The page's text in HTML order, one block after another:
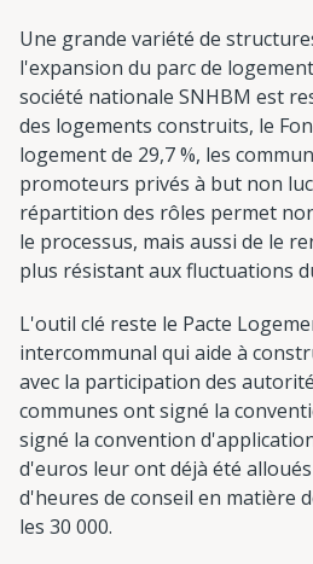
Une grande variété de
l'expansion du parc de
société nationale SNHBM est
des logements construits, le
logement de 29,7 %, les
promoteurs privés à but non
répartition des rôles permet
le processus, mais aussi de le
plus résistant aux fluctuations
L'outil clé reste le Pacte
intercommunal qui aide à
avec la participation des
communes ont signé la
signé la convention
d'euros leur ont déjà été
d'heures de conseil en matière
les 30 000.